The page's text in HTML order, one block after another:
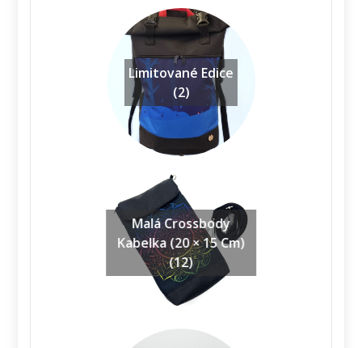
Limitované Edice
(2)
Malá Crossbody
Kabelka (20 × 15 Cm)
(12)